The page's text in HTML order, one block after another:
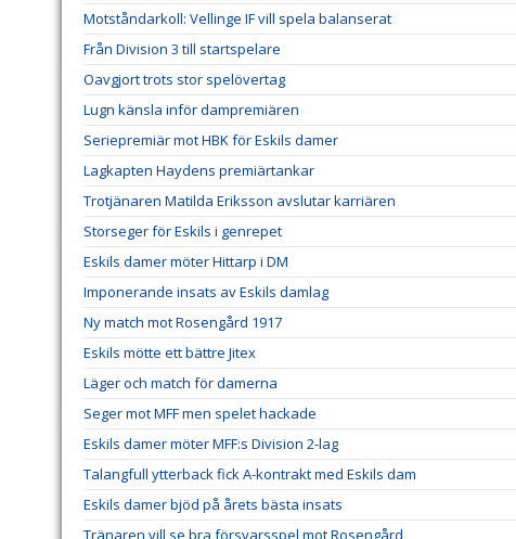
Motståndarkoll: Vellinge IF vill spela balanserat
Från Division 3 till startspelare
Oavgjort trots stor spelövertag
Lugn känsla inför dampremiären
Seriepremiär mot HBK för Eskils damer
Lagkapten Haydens premiärtankar
Trotjänaren Matilda Eriksson avslutar karriären
Storseger för Eskils i genrepet
Eskils damer möter Hittarp i DM
Imponerande insats av Eskils damlag
Ny match mot Rosengård 1917
Eskils mötte ett bättre Jitex
Läger och match för damerna
Seger mot MFF men spelet hackade
Eskils damer möter MFF:s Division 2-lag
Talangfull ytterback fick A-kontrakt med Eskils dam
Eskils damer bjöd på årets bästa insats
Tränaren vill se bra försvarsspel mot Rosengård